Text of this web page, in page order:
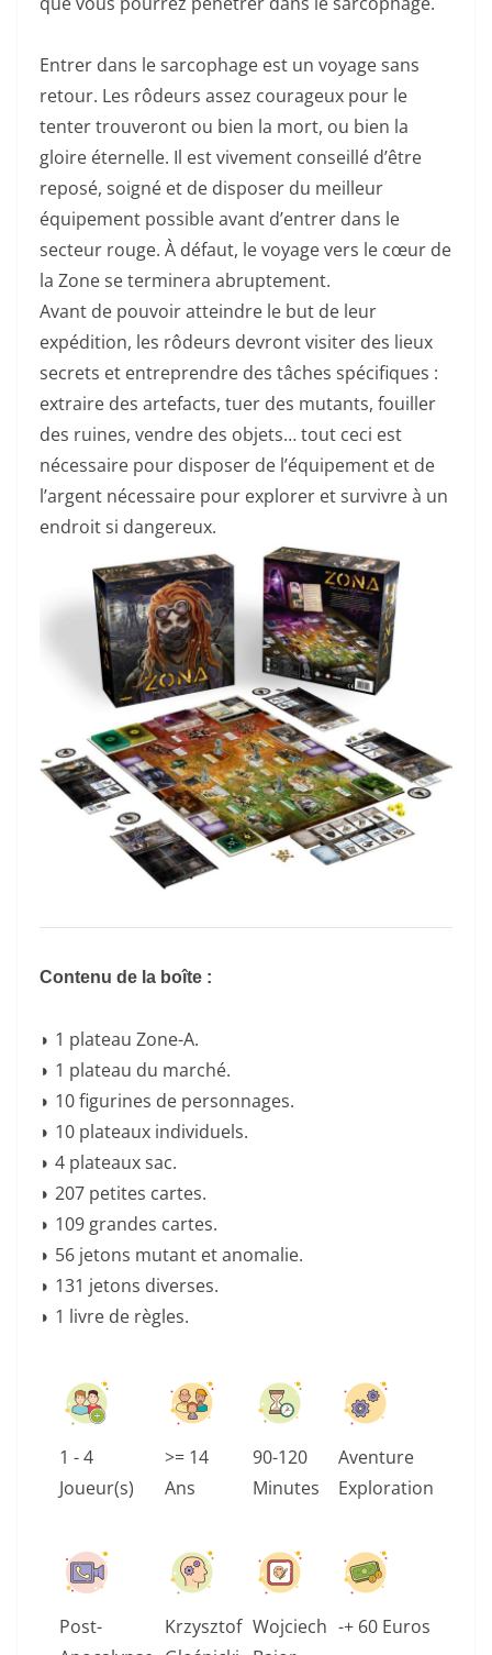
Entrer dans le sarcophage est un voyage sans
retour. Les rôdeurs assez courageux pour le
tenter trouveront ou bien la mort, ou bien la
gloire éternelle. Il est vivement conseillé d’être
reposé, soigné et de disposer du meilleur
équipement possible avant d’entrer dans le
secteur rouge. À défaut, le voyage vers le cœur de
la Zone se terminera abruptement.
Avant de pouvoir atteindre le but de leur
expédition, les rôdeurs devront visiter des lieux
secrets et entreprendre des tâches spécifiques :
extraire des artefacts, tuer des mutants, fouiller
des ruines, vendre des objets… tout ceci est
nécessaire pour disposer de l’équipement et de
l’argent nécessaire pour explorer et survivre à un
endroit si dangereux.
Contenu de la boîte :
◗ 1 plateau Zone-A.
◗ 1 plateau du marché.
◗ 10 figurines de personnages.
◗ 10 plateaux individuels.
◗ 4 plateaux sac.
◗ 207 petites cartes.
◗ 109 grandes cartes.
◗ 56 jetons mutant et anomalie.
◗ 131 jetons diverses.
◗ 1 livre de règles.
1 - 4
Joueur(s)
>= 14
Ans
90-120
Minutes
Aventure
Exploration
Post-
Krzysztof Wojciech -+ 60 Euros